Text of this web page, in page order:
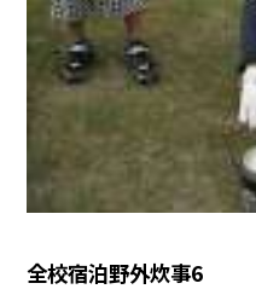
全校宿泊野外炊事6